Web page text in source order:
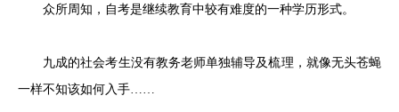
众所周知，自考是继续教育中较有难度的一种学历形式。
九成的社会考生没有教务老师单独辅导及梳理，就像无头苍蝇
一样不知该如何入手……